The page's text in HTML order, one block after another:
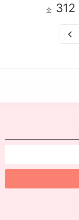
全 312